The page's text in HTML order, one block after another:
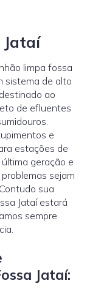
Jataí
limpa fossa
sistema de alto
ao
de efluentes
e
estações de
geração e
sejam
sua
Jataí estará
sempre
Jataí: